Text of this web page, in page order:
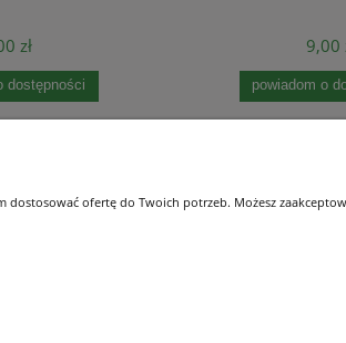
zł
dostępności
9,00
powiadom o
ofertę do Twoich potrzeb. Możesz